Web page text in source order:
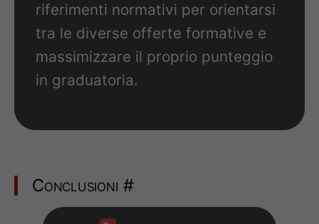
riferimenti normativi per orientarsi
tra le diverse offerte formative e
massimizzare il proprio punteggio
in graduatoria.
Conclusioni #